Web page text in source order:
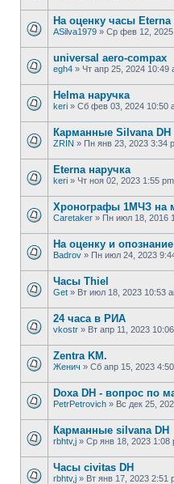
На оценку часы Eterna
ASilva1979 » Ср фев 12, 2025
universal aero-compax
egh4 » Чт апр 25, 2024 10:49
Helma наручка
keri » Сб фев 03, 2024 10:50
Карманные Silvana DH
ZRIN » Пн янв 23, 2023 3:34
Eterna наручка
keri » Чт ноя 02, 2023 1:55 pm
Хронографы 1МЧЗ на
Caretaker » Пн июл 18, 2016
На оценку и опознание
Badrov » Пн июл 24, 2023
Часы Thiel
Get » Вт июл 18, 2023 10:53
24 часа в РИА
vkostr » Вт апр 11, 2023
Zentra KM.
Женич » Сб апр 15, 2023
Doxa DH - вопрос по
PetrPetrovich » Вс дек 25,
Карманные silvana DH
rbhtv,j » Ср янв 18, 2023 1:08
Часы civitas DH
rbhtv,j » Вт янв 17, 2023 2:51